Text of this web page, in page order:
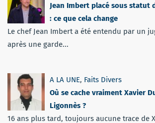
Jean Imbert placé sous statut
: ce que cela change
Le chef Jean Imbert a été entendu par un
après une garde...
A LA UNE, Faits Divers
Où se cache vraiment Xavier
Ligonnès ?
16 ans plus tard, toujours aucune trace de